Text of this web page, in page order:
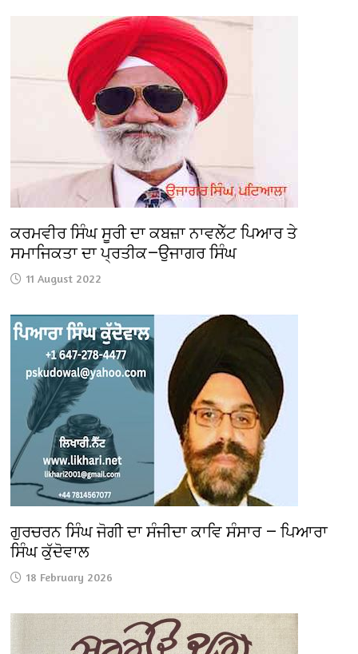
ਕਰਮਵੀਰ ਸਿੰਘ ਸੂਰੀ ਦਾ ਕਬਜ਼ਾ ਨਾਵਲੇੱਟ ਪਿਆਰ ਤੇ
ਸਮਾਜਿਕਤਾ ਦਾ ਪ੍ਰਤੀਕ—ਉਜਾਗਰ ਸਿੰਘ
11 August 2022
ਗੁਰਚਰਨ ਸਿੰਘ ਜੋਗੀ ਦਾ ਸੰਜੀਦਾ ਕਾਵਿ ਸੰਸਾਰ — ਪਿਆਰਾ
ਸਿੰਘ ਕੁੱਦੋਵਾਲ
18 February 2026